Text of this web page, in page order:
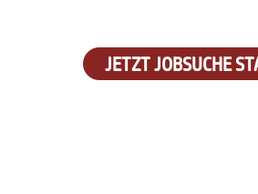
JETZT JOBSUCHE